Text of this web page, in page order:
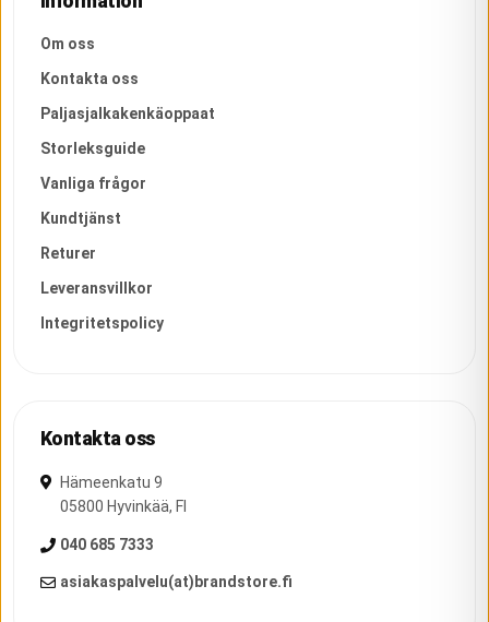
Om oss
Kontakta oss
Paljasjalkakenkäoppaat
Storleksguide
Vanliga frågor
Kundtjänst
Returer
Leveransvillkor
Integritetspolicy
Kontakta oss
Hämeenkatu 9
05800 Hyvinkää, FI
040 685 7333
asiakaspalvelu(at)brandstore.fi